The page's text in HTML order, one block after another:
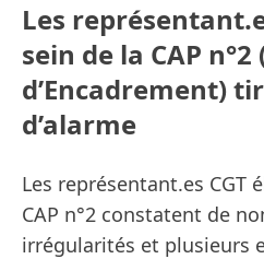
Les
sein de la CAP n°2
d’Encadrement)
d’alarme
Les représentant.es CGT
CAP n°2 constatent de
irrégularités et plusieurs